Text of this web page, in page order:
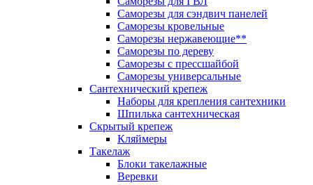
Саморезы для сэндвич панелей
Саморезы кровельные
Саморезы нержавеющие**
Саморезы по дереву
Саморезы с прессшайбой
Саморезы универсальные
Сантехнический крепеж
Наборы для крепления сантехники
Шпилька сантехническая
Скрытый крепеж
Кляймеры
Такелаж
Блоки такелажные
Веревки